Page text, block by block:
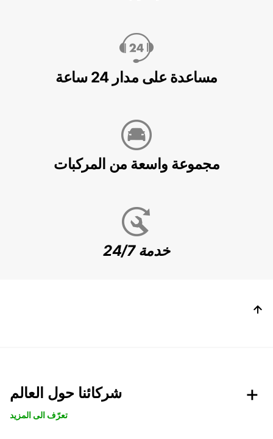
مساعدة على مدار 24 ساعة
مجموعة واسعة من المركبات
خدمة 24/7
شركائنا حول العالم
تعرّف الى المزيد